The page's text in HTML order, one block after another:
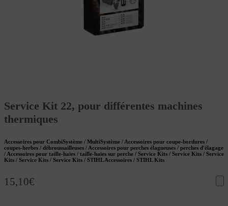
Service Kit 22, pour différentes machines
thermiques
Accessoires pour CombiSystème / MultiSystème / Accessoires pour coupe-bordures /
coupes-herbes / débroussailleuses / Accessoires pour perches élagueuses / perches d'élagage
/ Accessoires pour taille-haies / taille-haies sur perche / Service Kits / Service Kits / Service
Kits / Service Kits / Service Kits / STIHL Accessoires / STIHL Kits
15,10€